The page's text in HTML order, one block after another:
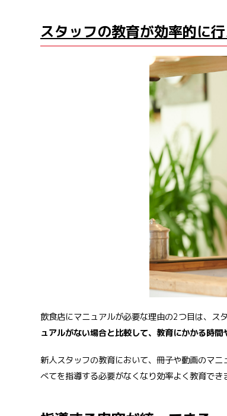
スタッフの教育が効率的に
飲食店にマニュアルが必要な理由の2つ目は、ス
ュアルがない場合と比較して、教育にかかる時
新人スタッフの教育において、冊子や動画のマ
べてを指導する必要がなくなり効率よく教育でき